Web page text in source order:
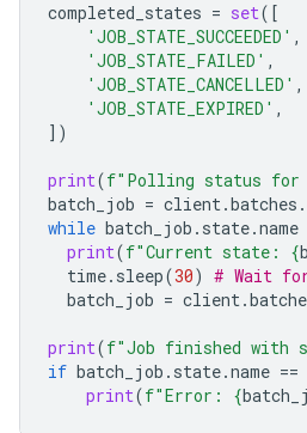
completed_states = set([
'JOB_STATE_SUCCEEDED' ,
'JOB_STATE_FAILED' ,
'JOB_STATE_CANCELLED' ,
'JOB_STATE_EXPIRED' ,
])
print(f"Polling status
batch_job = client.batches .
while batch_job . state.name
print(f"Current state: {
time. sleep(30) # Wait
batch_job = client.
print(f"Job finished with
if batch_job . state.name ==
print(f"Error: {